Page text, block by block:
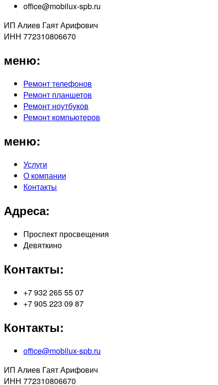
office@mobilux-spb.ru
ИП Алиев Гаят Арифович
ИНН 772310806670
меню:
Ремонт телефонов
Ремонт планшетов
Ремонт ноутбуков
Ремонт компьютеров
меню:
Услуги
О компании
Контакты
Адреса:
Проспект просвещения
Девяткино
Контакты:
+7 932 265 55 07
+7 905 223 09 87
Контакты:
office@mobilux-spb.ru
ИП Алиев Гаят Арифович
ИНН 772310806670